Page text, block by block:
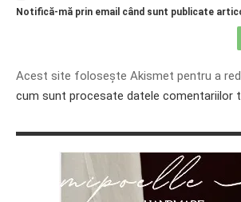
Notifică-mă prin email când sunt publicate
Acest site folosește Akismet pentru a
cum sunt procesate datele comentariilor